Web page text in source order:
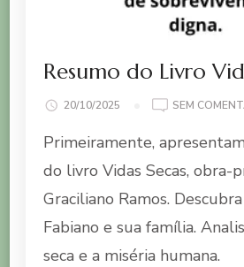
Resumo do Livro
20/10/2025 SEM
Primeiramente,
do livro Vidas Secas, obra-
Graciliano Ramos.
Fabiano e sua família.
seca e a miséria humana.